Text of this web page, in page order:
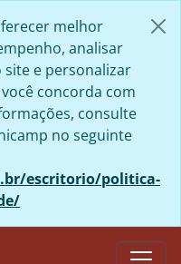
melhor
analisar
site e personalizar
concorda com
consulte
no seguinte
escritorio/politica-